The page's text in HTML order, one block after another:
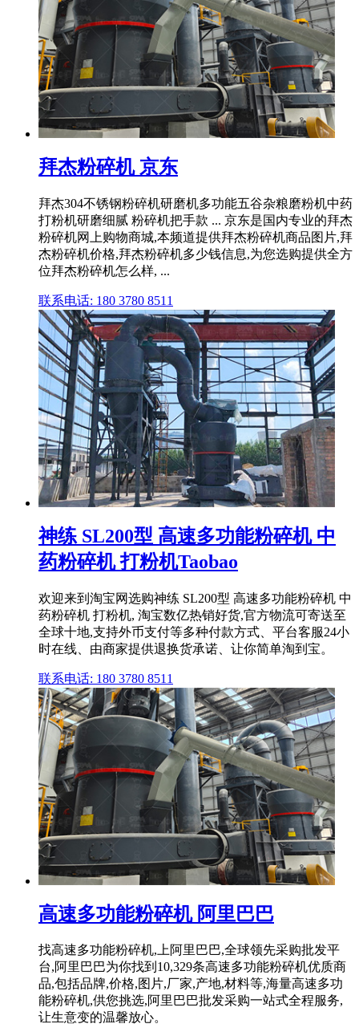
拜杰粉碎机 京东
拜杰304不锈钢粉碎机研磨机多功能五谷杂粮磨粉机中药
打粉机研磨细腻 粉碎机把手款 ... 京东是国内专业的拜杰
粉碎机网上购物商城,本频道提供拜杰粉碎机商品图片,拜
杰粉碎机价格,拜杰粉碎机多少钱信息,为您选购提供全方
位拜杰粉碎机怎么样, ...
联系电话: 180 3780 8511
神练 SL200型 高速多功能粉碎机 中
药粉碎机 打粉机Taobao
欢迎来到淘宝网选购神练 SL200型 高速多功能粉碎机 中
药粉碎机 打粉机, 淘宝数亿热销好货,官方物流可寄送至
全球十地,支持外币支付等多种付款方式、平台客服24小
时在线、由商家提供退换货承诺、让你简单淘到宝。
联系电话: 180 3780 8511
高速多功能粉碎机 阿里巴巴
找高速多功能粉碎机,上阿里巴巴,全球领先采购批发平
台,阿里巴巴为你找到10,329条高速多功能粉碎机优质商
品,包括品牌,价格,图片,厂家,产地,材料等,海量高速多功
能粉碎机,供您挑选,阿里巴巴批发采购一站式全程服务,
让生意变的温馨放心。